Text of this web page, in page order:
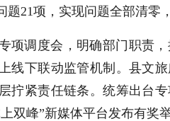
21项，实现问题全部清零
项调度会，明确部门职责
线下联动监管机制。县文
拧紧责任链条。统筹出台
双峰”新媒体平台发布有奖